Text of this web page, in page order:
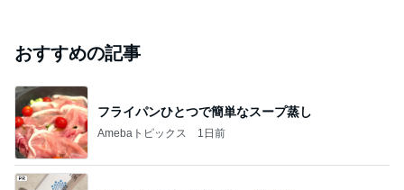
おすすめの記事
フライパンひとつで簡単なスープ蒸し
Amebaトピックス 1日前